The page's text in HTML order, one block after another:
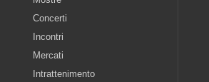
Concerti
Incontri
Mercati
Intrattenimento